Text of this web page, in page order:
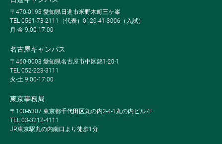
〒470-0193 愛知県日進市米野木町三ケ峯
TEL 0561-73-2111（代表）0120-41-3006（入試）
月-金 9:00-17:00
名古屋キャンパス
〒460-0003 愛知県名古屋市中区錦1-20-1
TEL 052-223-3111
火-土 9:00-17:00
東京事務局
〒100-6307 東京都千代田区丸の内2-4-1丸の内ビル7F
TEL 03-3212-4111
JR東京駅丸の内南口より徒歩1分